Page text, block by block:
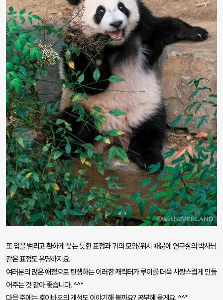
또 입을 벌리고 환하게 웃는 듯한 표정과 귀의 모양/위치 때문에 연구실의 박사님
같은 표정도 유명하지요.
여러분의 많은 애정으로 탄생하는 이러한 캐릭터가 루이를 더욱 사랑스럽게 만들
어주는 것 같아 좋습니다. ^^*
다음 주에는 후이바오의 개성도 이야기해 볼까요?공부해 올게요. ^^*